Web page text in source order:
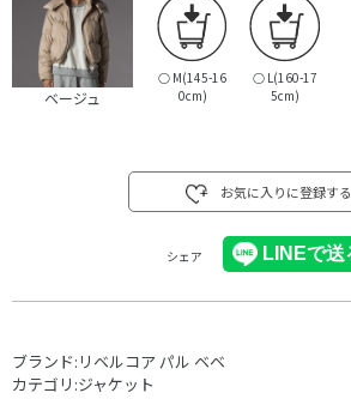
ベージュ
○ M(145-16
0cm)
○ L(160-17
5cm)
お気に入りに登録する
シェア
ブランド: リベルコア パル ベベ
カテゴリ:ジャケット